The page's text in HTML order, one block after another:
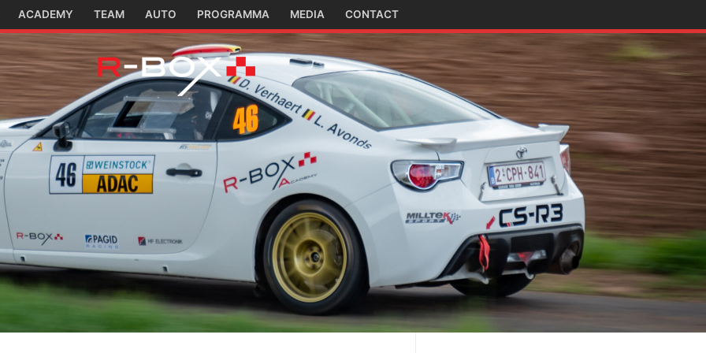
ACADEMY TEAM AUTO PROGRAMMA MEDIA CONTACT